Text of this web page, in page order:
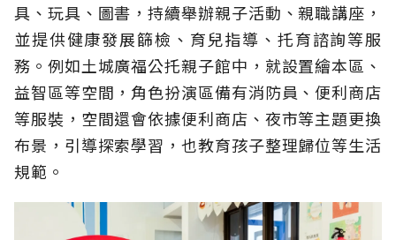
具、玩具、圖書，持續舉辦親子活動、親職講座，
並提供健康發展篩檢、育兒指導、托育諮詢等服
務。例如土城廣福公托親子館中，就設置繪本區、
益智區等空間，角色扮演區備有消防員、便利商店
等服裝，空間還會依據便利商店、夜市等主題更換
布景，引導探索學習，也教育孩子整理歸位等生活
規範。